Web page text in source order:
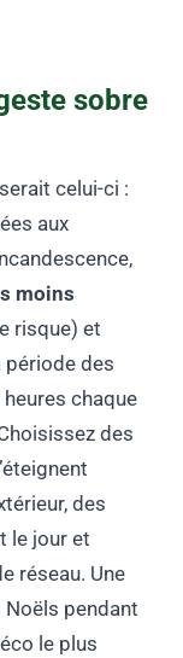
sobre
celui-ci :
aux
moins
risque) et
période des
chaque
des
des
le jour et
réseau. Une
Noëls pendant
le plus